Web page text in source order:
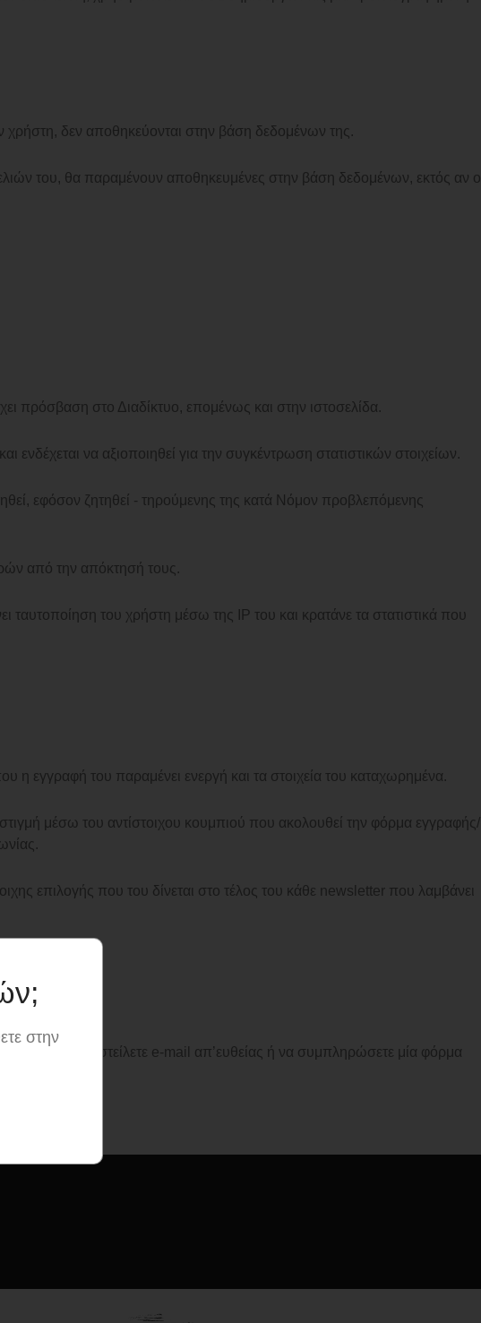
χρήστη, δεν αποθηκεύονται στην βάση δεδομένων της.
του, θα παραμένουν αποθηκευμένες στην βάση δεδομένων, εκτός αν ο
πρόσβαση στο Διαδίκτυο, επομένως και στην ιστοσελίδα.
ενδέχεται να αξιοποιηθεί για την συγκέντρωση στατιστικών στοιχείων.
εφόσον ζητηθεί - τηρούμενης της κατά Νόμον προβλεπόμενης
από την απόκτησή τους.
του χρήστη μέσω της IP του και κρατάνε τα στατιστικά που
εγγραφή του παραμένει ενεργή και τα στοιχεία του καταχωρημένα.
μέσω του αντίστοιχου κουμπιού που ακολουθεί την φόρμα εγγραφής/
επιλογής που του δίνεται στο τέλος του κάθε newsletter που λαμβάνει
να μας αποστείλετε e-mail απ’ευθείας ή να συμπληρώσετε μία φόρμα
στην